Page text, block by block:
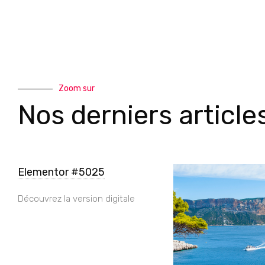
Zoom sur
Nos derniers
Elementor #5025
Découvrez la version digitale